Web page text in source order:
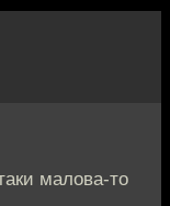
малова-то